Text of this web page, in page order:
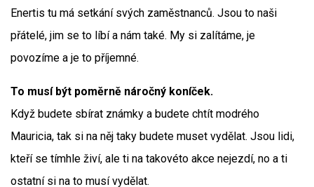
Enertis tu má setkání svých zaměstnanců. Jsou to naši
přátelé, jim se to líbí a nám také. My si zalítáme, je
povozíme a je to příjemné.
To musí být poměrně náročný koníček.
Když budete sbírat známky a budete chtít modrého
Mauricia, tak si na něj taky budete muset vydělat. Jsou lidi,
kteří se tímhle živí, ale ti na takovéto akce nejezdí, no a ti
ostatní si na to musí vydělat.